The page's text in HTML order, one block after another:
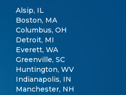
Alsip, IL
Boston, MA
Columbus, OH
Detroit, MI
Everett, WA
Greenville, SC
Huntington, WV
Indianapolis, IN
Manchester, NH